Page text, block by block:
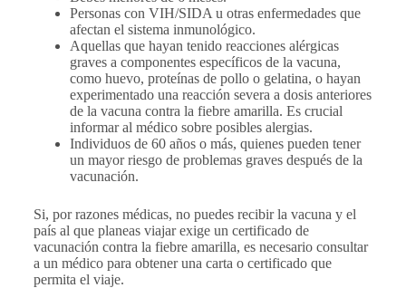
Personas con VIH/SIDA u otras enfermedades que
afectan el sistema inmunológico.
Aquellas que hayan tenido reacciones alérgicas
graves a componentes específicos de la vacuna,
como huevo, proteínas de pollo o gelatina, o hayan
experimentado una reacción severa a dosis anteriores
de la vacuna contra la fiebre amarilla. Es crucial
informar al médico sobre posibles alergias.
Individuos de 60 años o más, quienes pueden tener
un mayor riesgo de problemas graves después de la
vacunación.
Si, por razones médicas, no puedes recibir la vacuna y el
país al que planeas viajar exige un certificado de
vacunación contra la fiebre amarilla, es necesario consultar
a un médico para obtener una carta o certificado que
permita el viaje.